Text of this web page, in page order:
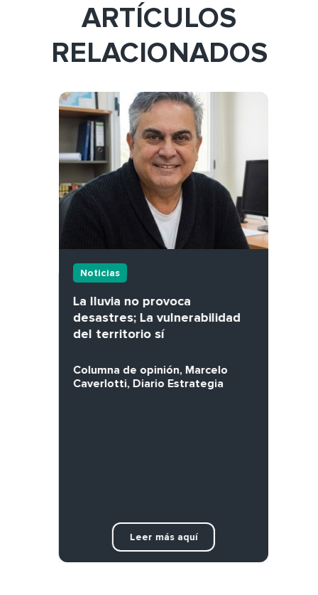
ARTÍCULOS
RELACIONADOS
Noticias
La lluvia no provoca
desastres; La vulnerabilidad
del territorio sí
Columna de opinión, Marcelo
Caverlotti, Diario Estrategia
Leer más aquí